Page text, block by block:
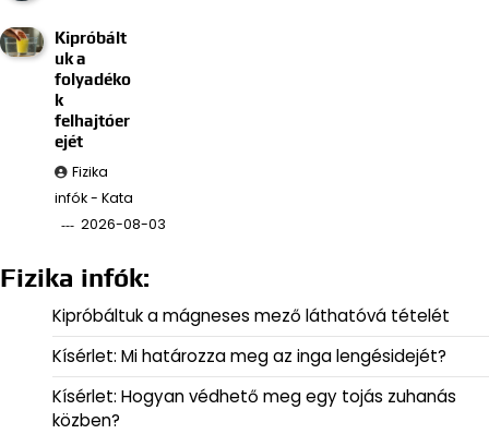
Kipróbált
uk a
folyadéko
k
felhajtóer
ejét
Fizika
infók - Kata
2026-08-03
Fizika infók:
Kipróbáltuk a mágneses mező láthatóvá tételét
Kísérlet: Mi határozza meg az inga lengésidejét?
Kísérlet: Hogyan védhető meg egy tojás zuhanás
közben?